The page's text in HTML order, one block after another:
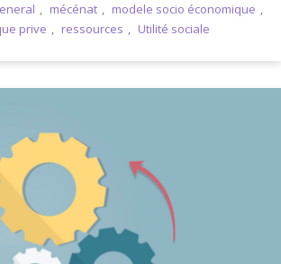
, mécénat , modele socio économique ,
prive , ressources , Utilité sociale